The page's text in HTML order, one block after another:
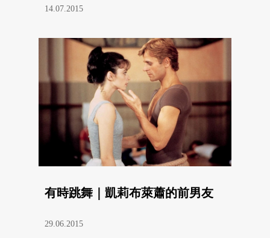
14.07.2015
有時跳舞｜凱莉布萊蕭的前男友
29.06.2015